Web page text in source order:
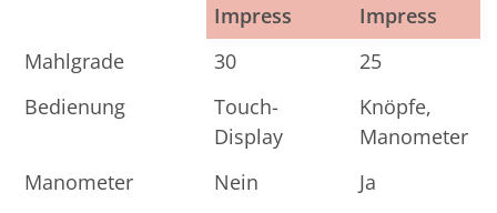
Impress
Impress
Barista
Impress
Barista
Impress
Mahlgrade 30
25
Bedienung
Touch-
Display
Knöpfe,
Manometer
Manometer
Nein
Ja